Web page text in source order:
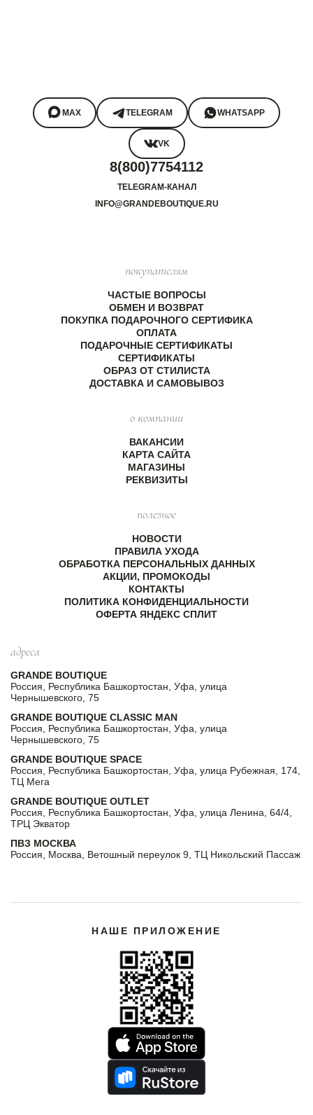
MAX TELEGRAM WHATSAPP
VK
8(800)7754112
TELEGRAM-КАНАЛ
INFO@GRANDEBOUTIQUE.RU
покупателям
ЧАСТЫЕ ВОПРОСЫ
ОБМЕН И ВОЗВРАТ
ПОКУПКА ПОДАРОЧНОГО СЕРТИФИКА
ОПЛАТА
ПОДАРОЧНЫЕ СЕРТИФИКАТЫ
СЕРТИФИКАТЫ
ОБРАЗ ОТ СТИЛИСТА
ДОСТАВКА И САМОВЫВОЗ
о компании
ВАКАНСИИ
КАРТА САЙТА
МАГАЗИНЫ
РЕКВИЗИТЫ
полезное
НОВОСТИ
ПРАВИЛА УХОДА
ОБРАБОТКА ПЕРСОНАЛЬНЫХ ДАННЫХ
АКЦИИ, ПРОМОКОДЫ
КОНТАКТЫ
ПОЛИТИКА КОНФИДЕНЦИАЛЬНОСТИ
ОФЕРТА ЯНДЕКС СПЛИТ
адреса
GRANDE BOUTIQUE
Россия, Республика Башкортостан, Уфа, улица
Чернышевского, 75
GRANDE BOUTIQUE CLASSIC MAN
Россия, Республика Башкортостан, Уфа, улица
Чернышевского, 75
GRANDE BOUTIQUE SPACE
Россия, Республика Башкортостан, Уфа, улица Рубежная, 174,
ТЦ Мега
GRANDE BOUTIQUE OUTLET
Россия, Республика Башкортостан, Уфа, улица Ленина, 64/4,
ТРЦ Экватор
ПВЗ МОСКВА
Россия, Москва, Ветошный переулок 9, ТЦ Никольский Пассаж
НАШЕ ПРИЛОЖЕНИЕ